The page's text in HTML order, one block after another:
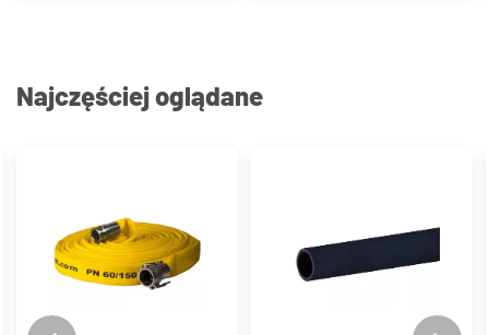
Najczęściej oglądane